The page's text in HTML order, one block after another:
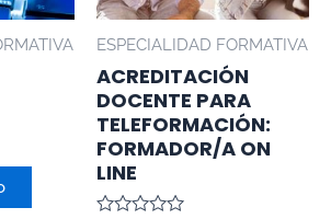
ESPECIALIDAD FORMATIVA
ACREDITACIÓN
DOCENTE PARA
TELEFORMACIÓN:
FORMADOR/A ON
LINE